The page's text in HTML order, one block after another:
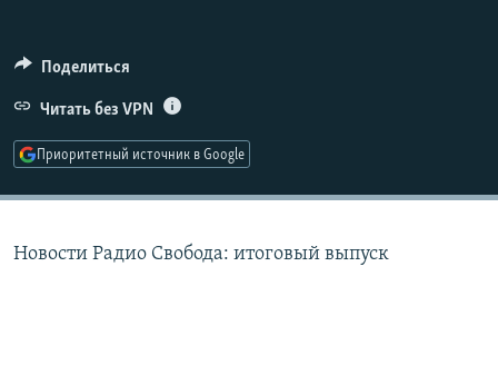
ПОДПИШИТЕСЬ НА РАССЫЛКУ
СОЦИАЛЬНЫЕ СЕТИ
Поделиться
Читать без VPN
Приоритетный источник в Google
Новости Радио Свобода: итоговый выпуск